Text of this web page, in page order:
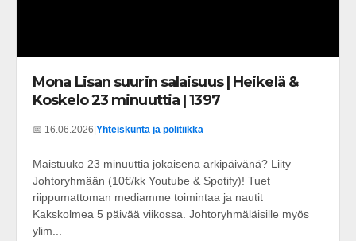
Mona Lisan suurin salaisuus | Heikelä &
Koskelo 23 minuuttia | 1397
📅 16.06.2026 Yhteiskunta ja politiikka
Maistuuko 23 minuuttia jokaisena arkipäivänä? Liity
Johtoryhmään (10€/kk Youtube & Spotify)! Tuet
riippumattoman mediamme toimintaa ja nautit
Kakskolmea 5 päivää viikossa. Johtoryhmäläisille myös
ylim...